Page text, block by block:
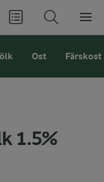
Ost Färskost
1.5%